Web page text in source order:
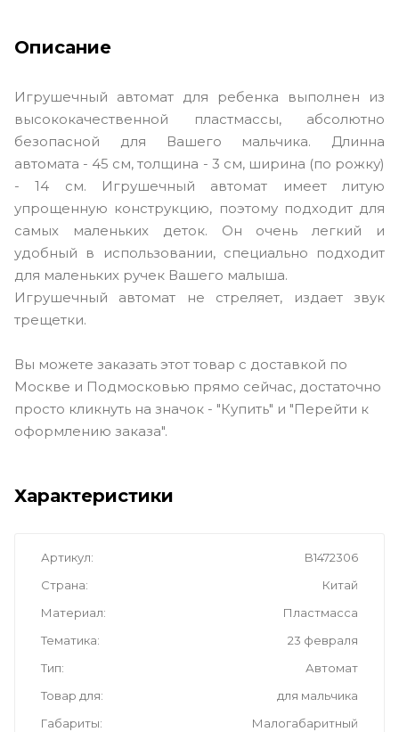
Описание
Игрушечный автомат для ребенка выполнен из
высококачественной пластмассы, абсолютно
безопасной для Вашего мальчика. Длинна
автомата - 45 см, толщина - 3 см, ширина (по рожку)
- 14 см. Игрушечный автомат имеет литую
упрощенную конструкцию, поэтому подходит для
самых маленьких деток. Он очень легкий и
удобный в использовании, специально подходит
для маленьких ручек Вашего малыша.
Игрушечный автомат не стреляет, издает звук
трещетки.
Вы можете заказать этот товар с доставкой по
Москве и Подмосковью прямо сейчас, достаточно
просто кликнуть на значок - "Купить" и "Перейти к
оформлению заказа".
Характеристики
Артикул
B1472306
Страна
Китай
Материал
Пластмасса
Тематика
23 февраля
Тип
Автомат
Товар для
для мальчика
Габариты
Малогабаритный